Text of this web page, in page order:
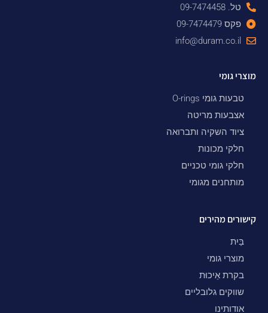
טל. 09-7474458
פקס 09-7474479
info@duram.co.il
מוצרי גומי
טבעות גומי O-rings
אצבעות מריטה
ציוד השקיה ותברואה
חלקי מכונות
חלקי גומי טכניים
מותחנים מגומי
קישורים מהירים
בַּיִת
מוצרי גומי
בקרת אֵיכוּת
שווקים גלובליים
אודותינו